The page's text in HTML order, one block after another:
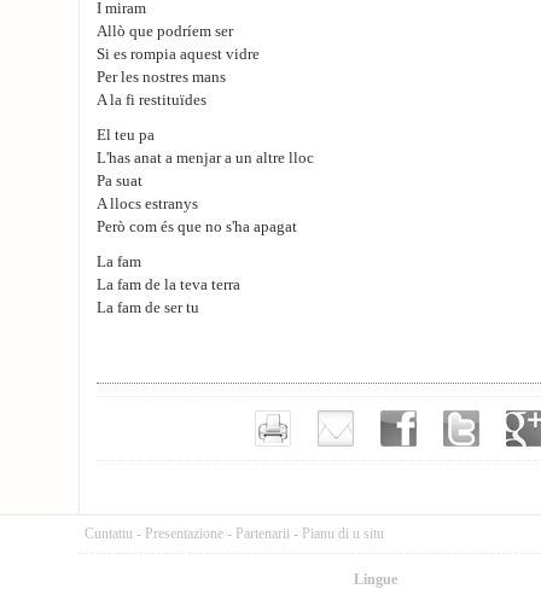
I miram
Allò que podríem ser
Si es rompia aquest vidre
Per les nostres mans
A la fi restituïdes
El teu pa
L'has anat a menjar a un altre lloc
Pa suat
A llocs estranys
Però com és que no s'ha apagat
La fam
La fam de la teva terra
La fam de ser tu
Cuntattu - Presentazione - Partenarii - Pianu di u situ
Lingue